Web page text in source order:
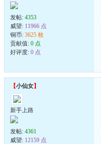
发帖: 4353
威望: 11966 点
铜币: 3625 枚
贡献值: 0 点
好评度: 0 点
【小仙女】
新手上路
发帖: 4361
威望: 12159 点